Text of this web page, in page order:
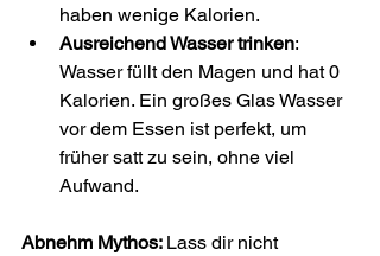
haben wenige Kalorien.
Ausreichend Wasser trinken:
Wasser füllt den Magen und hat 0
Kalorien. Ein großes Glas Wasser
vor dem Essen ist perfekt, um
früher satt zu sein, ohne viel
Aufwand.
Abnehm Mythos: Lass dir nicht